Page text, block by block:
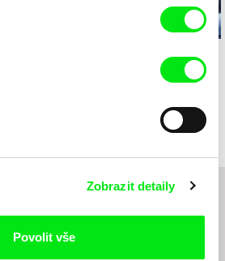
Zobrazit detaily
Povolit vše
Maestro